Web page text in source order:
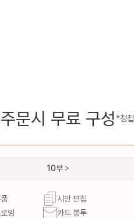
주문시 무료 구성 *청
10부
시안 편집
잉
카드 봉투